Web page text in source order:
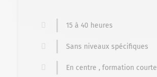
15 à 40 heures
Sans niveaux spécifiques
En centre , formation courte